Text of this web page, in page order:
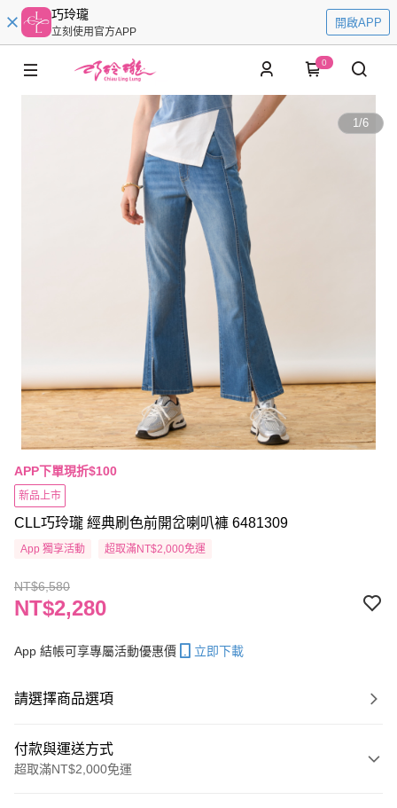
巧玲瓏
立刻使用官方APP
開啟APP
0
1/6
APP下單現折$100
新品上市
CLL巧玲瓏 經典刷色前開岔喇叭褲 6481309
App 獨享活動 超取滿NT$2,000免運
NT$6,580
NT$2,280
App 結帳可享專屬活動優惠價 立即下載
請選擇商品選項
付款與運送方式
超取滿NT$2,000免運